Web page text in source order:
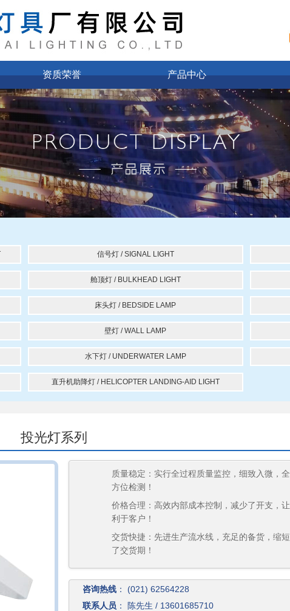
资质荣誉 产品中心
信号灯 / SIGNAL LIGHT
舱顶灯 / BULKHEAD LIGHT
床头灯 / BEDSIDE LAMP
壁灯 / WALL LAMP
水下灯 / UNDERWATER LAMP
直升机助降灯 / HELICOPTER LANDING-AID LIGHT
投光灯系列
质量稳定：实行全过程质量监控，细致入微，全
方位检测！
价格合理：高效内部成本控制，减少了开支，让
利于客户！
交货快捷：先进生产流水线，充足的备货，缩短
了交货期！
咨询热线 ：
(021) 62564228
联系人员 ：
陈先生 / 13601685710